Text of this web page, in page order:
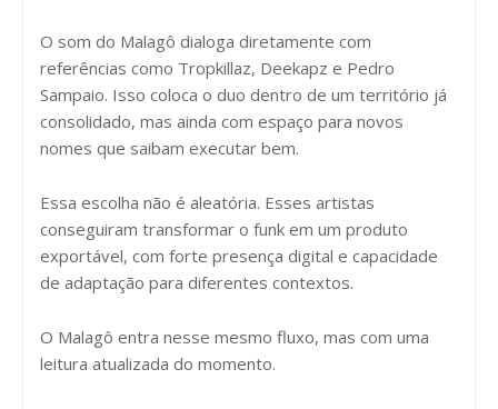
O som do Malagô dialoga diretamente com
referências como Tropkillaz, Deekapz e Pedro
Sampaio. Isso coloca o duo dentro de um território já
consolidado, mas ainda com espaço para novos
nomes que saibam executar bem.
Essa escolha não é aleatória. Esses artistas
conseguiram transformar o funk em um produto
exportável, com forte presença digital e capacidade
de adaptação para diferentes contextos.
O Malagô entra nesse mesmo fluxo, mas com uma
leitura atualizada do momento.